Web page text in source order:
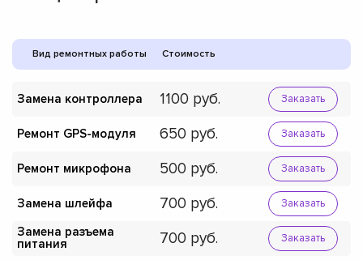
Вид ремонтных работы Стоимость
Замена контроллера 1100 Заказать
Ремонт GPS-модуля 650 Заказать
Ремонт микрофона 500 Заказать
Замена шлейфа 700 Заказать
Замена разъема
питания
700 Заказать